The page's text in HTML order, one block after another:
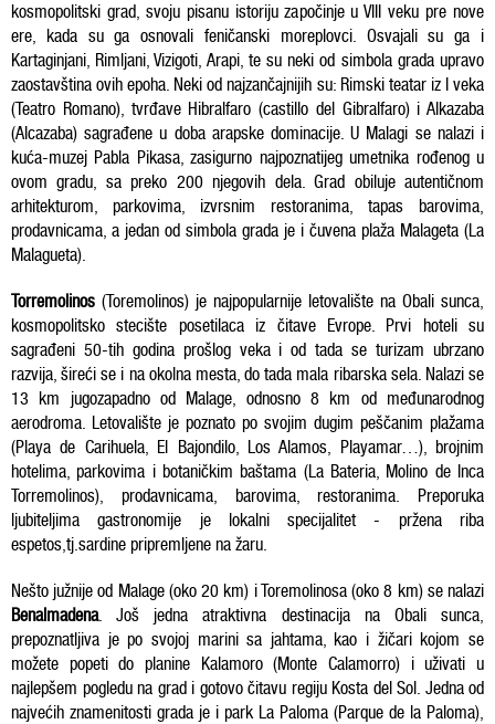
kosmopolitski grad, svoju pisanu istoriju započinje u VIII veku pre nove
ere, kada su ga osnovali feničanski moreplovci. Osvajali su ga i
Kartaginjani, Rimljani, Vizigoti, Arapi, te su neki od simbola grada upravo
zaostavština ovih epoha. Neki od najzančajnijih su: Rimski teatar iz I veka
(Teatro Romano), tvrđave Hibralfaro (castillo del Gibralfaro) i Alkazaba
(Alcazaba) sagrađene u doba arapske dominacije. U Malagi se nalazi i
kuća-muzej Pabla Pikasa, zasigurno najpoznatijeg umetnika rođenog u
ovom gradu, sa preko 200 njegovih dela. Grad obiluje autentičnom
arhitekturom, parkovima, izvrsnim restoranima, tapas barovima,
prodavnicama, a jedan od simbola grada je i čuvena plaža Malageta (La
Malagueta).
Torremolinos (Toremolinos) je najpopularnije letovalište na Obali sunca,
kosmopolitsko stecište posetilaca iz čitave Evrope. Prvi hoteli su
sagrađeni 50-tih godina prošlog veka i od tada se turizam ubrzano
razvija, šireći se i na okolna mesta, do tada mala ribarska sela. Nalazi se
13 km jugozapadno od Malage, odnosno 8 km od međunarodnog
aerodroma. Letovalište je poznato po svojim dugim peščanim plažama
(Playa de Carihuela, El Bajondilo, Los Alamos, Playamar…), brojnim
hotelima, parkovima i botaničkim baštama (La Bateria, Molino de Inca
Torremolinos), prodavnicama, barovima, restoranima. Preporuka
ljubiteljima gastronomije je lokalni specijalitet - pržena riba
espetos,tj.sardine pripremljene na žaru.
Nešto južnije od Malage (oko 20 km) i Toremolinosa (oko 8 km) se nalazi
Benalmadena. Još jedna atraktivna destinacija na Obali sunca,
prepoznatljiva je po svojoj marini sa jahtama, kao i žičari kojom se
možete popeti do planine Kalamoro (Monte Calamorro) i uživati u
najlepšem pogledu na grad i gotovo čitavu regiju Kosta del Sol. Jedna od
najvećih znamenitosti grada je i park La Paloma (Parque de la Paloma),